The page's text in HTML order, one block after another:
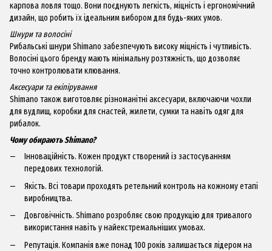
карпова ловля тощо. Вони поєднують легкість, міцність і ергономічний
дизайн, що робить їх ідеальним вибором для будь-яких умов.
Шнури та волосіні
Рибальські шнури Shimano забезпечують високу міцність і чутливість.
Волосіні цього бренду мають мінімальну розтяжність, що дозволяє
точно контролювати клювання.
Аксесуари та екіпірування
Shimano також виготовляє різноманітні аксесуари, включаючи чохли
для вудлищ, коробки для снастей, жилети, сумки та навіть одяг для
рибалок.
Чому обирають Shimano?
Інноваційність. Кожен продукт створений із застосуванням
передових технологій.
Якість. Всі товари проходять ретельний контроль на кожному етапі
виробництва.
Довговічність. Shimano розробляє свою продукцію для тривалого
використання навіть у найекстремальніших умовах.
Репутація. Компанія вже понад 100 років залишається лідером на